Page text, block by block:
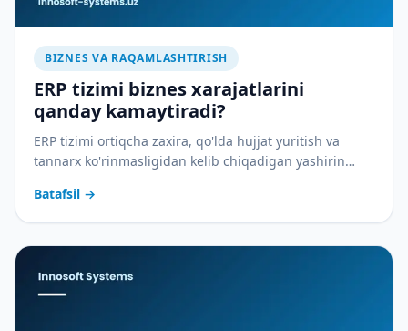
BIZNES VA RAQAMLASHTIRISH
ERP tizimi biznes xarajatlarini
qanday kamaytiradi?
ERP tizimi ortiqcha zaxira, qo'lda hujjat yuritish va
tannarx ko'rinmasligidan kelib chiqadigan yashirin
Batafsil →